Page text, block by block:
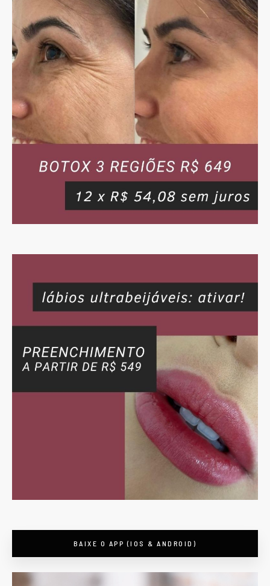
BAIXE O APP (IOS & ANDROID)